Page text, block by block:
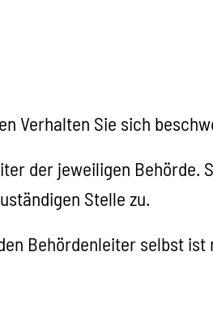
Verhalten Sie sich
der jeweiligen Behörde.
Stelle zu.
Behördenleiter selbst ist